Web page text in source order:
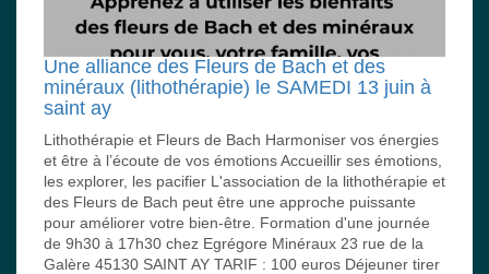
Une alliance des Fleurs de Bach et des
minéraux (lithothérapie) le SAMEDI 13 juin à
saint ay
Lithothérapie et Fleurs de Bach Harmoniser vos énergies
et être à l’écoute de vos émotions Accueillir ses émotions,
les explorer, les pacifier L'association de la lithothérapie et
des Fleurs de Bach peut être une approche puissante
pour améliorer votre bien-être. Formation d'une journée
de 9h30 à 17h30 chez Egrégore Minéraux 23 rue de la
Galère 45130 SAINT AY TARIF : 100 euros Déjeuner tirer